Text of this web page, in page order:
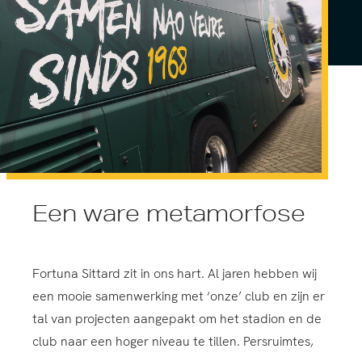
Een ware metamorfose
Fortuna Sittard zit in ons hart. Al jaren hebben wij
een mooie samenwerking met ‘onze’ club en zijn er
tal van projecten aangepakt om het stadion en de
club naar een hoger niveau te tillen. Persruimtes,